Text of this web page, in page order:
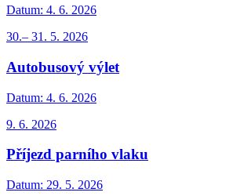
Datum: 4. 6. 2026
30.– 31. 5. 2026
Autobusový výlet
Datum: 4. 6. 2026
9. 6. 2026
Příjezd parního vlaku
Datum: 29. 5. 2026